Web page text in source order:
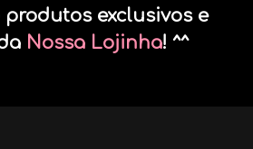
exclusivos e
Nossa Lojinha! ^^